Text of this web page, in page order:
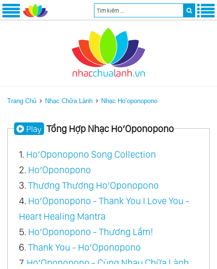
Trang Chủ Nhạc Chữa Lành Nhạc Ho’oponopono
Play Tổng Hợp Nhạc Ho’Oponopono
1. Ho’Oponopono Song Collection
2. Ho’Oponopono
3. Thương Thương Ho’Oponopono
4. Ho’Oponopono - Thank You I Love You -
Heart Healing Mantra
5. Ho’Oponopono - Thương Lắm!
6. Thank You - Ho’Oponopono
7. Ho’Oponopono - Cùng Nhau Chữa Lành